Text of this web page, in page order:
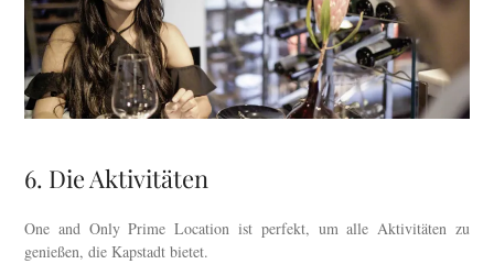
6. Die Aktivitäten
One and Only Prime Location ist perfekt, um alle Aktivitäten zu
genießen, die Kapstadt bietet.